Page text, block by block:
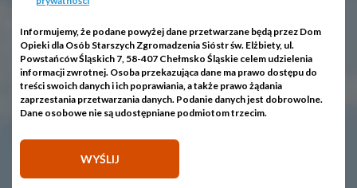
Informujemy, że podane powyżej dane przetwarzane będą przez Dom
Opieki dla Osób Starszych Zgromadzenia Sióstr św. Elżbiety, ul.
Powstańców Śląskich 7, 58-407 Chełmsko Śląskie celem udzielenia
informacji zwrotnej. Osoba przekazująca dane ma prawo dostępu do
treści swoich danych i ich poprawiania, a także prawo żądania
zaprzestania przetwarzania danych. Podanie danych jest dobrowolne.
Dane osobowe nie są udostępniane podmiotom trzecim.